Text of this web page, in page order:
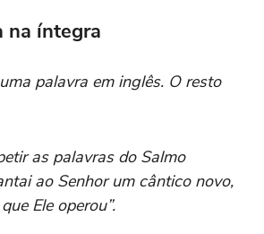
na íntegra
palavra em inglês. O resto
as palavras do Salmo
ao Senhor um cântico novo,
Ele operou”.